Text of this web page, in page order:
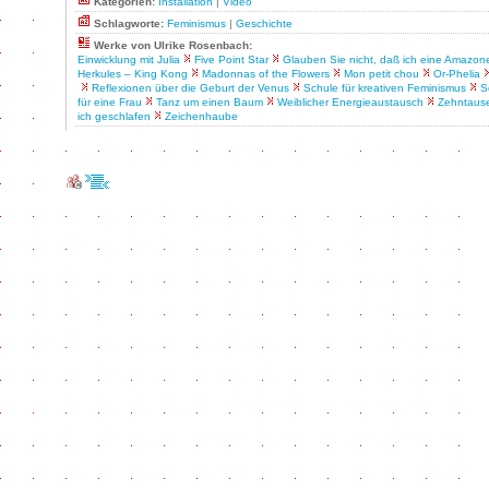
Schlagworte: Feminismus | Geschichte
Werke von Ulrike Rosenbach:
Einwicklung mit Julia
Five Point Star
Glauben Sie nicht, daß ich eine
Herkules – King Kong
Madonnas of the Flowers Mon petit chou
Or-Phelia
Reflexionen über die Geburt der Venus
Schule für kreativen Feminismus
für eine Frau
Tanz um einen Baum Weiblicher Energieaustausch
ich geschlafen
Zeichenhaube